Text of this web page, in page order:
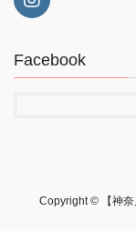
Facebook
Copyright © 【神奈